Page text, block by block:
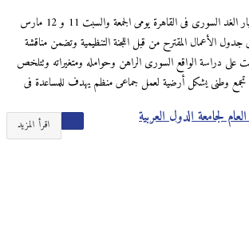
اجتمع الأعضاء المؤسسون لتيار الغد السورى فى القاهرة يومى الجمعة والسبت 11 و 12 مارس
الأعمال المقترح من قبل اللجنة التنظيمية وتضمن مناقشة
على دراسة الواقع السورى الراهن وحوامله ومتغيراته وتتلخص
تجمع وطنى يشكل أرضية لعمل جماعى منظم يهدف للمساعدة فى
اقرأ المزيد لجامعة الدول العربية